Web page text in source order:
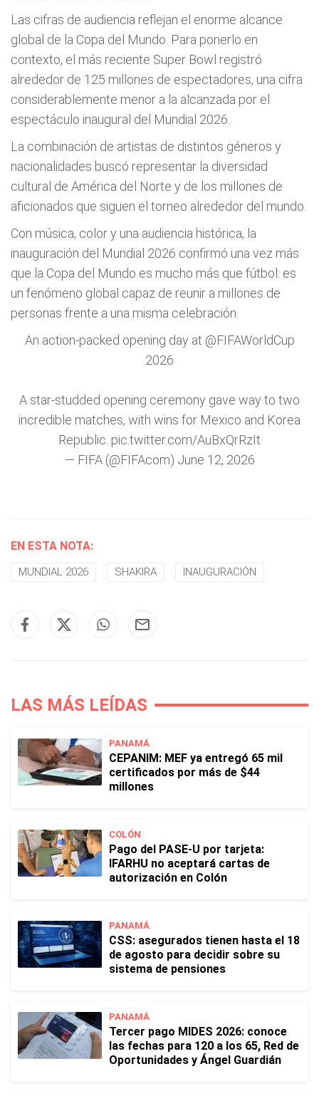
Las cifras de audiencia reflejan el enorme alcance
global de la Copa del Mundo. Para ponerlo en
contexto, el más reciente Super Bowl registró
alrededor de 125 millones de espectadores, una cifra
considerablemente menor a la alcanzada por el
espectáculo inaugural del Mundial 2026.
La combinación de artistas de distintos géneros y
nacionalidades buscó representar la diversidad
cultural de América del Norte y de los millones de
aficionados que siguen el torneo alrededor del mundo.
Con música, color y una audiencia histórica, la
inauguración del Mundial 2026 confirmó una vez más
que la Copa del Mundo es mucho más que fútbol: es
un fenómeno global capaz de reunir a millones de
personas frente a una misma celebración.
An action-packed opening day at @FIFAWorldCup
2026
A star-studded opening ceremony gave way to two
incredible matches, with wins for Mexico and Korea
Republic. pic.twitter.com/AuBxQrRzIt
— FIFA (@FIFAcom) June 12, 2026
EN ESTA NOTA:
MUNDIAL 2026 SHAKIRA INAUGURACIÓN
LAS MÁS LEÍDAS
PANAMÁ
CEPANIM: MEF ya entregó 65 mil
certificados por más de $44
millones
COLÓN
Pago del PASE-U por tarjeta:
IFARHU no aceptará cartas de
autorización en Colón
PANAMÁ
CSS: asegurados tienen hasta el 18
de agosto para decidir sobre su
sistema de pensiones
PANAMÁ
Tercer pago MIDES 2026: conoce
las fechas para 120 a los 65, Red de
Oportunidades y Ángel Guardián